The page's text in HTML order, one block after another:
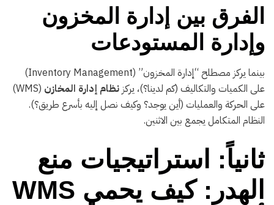
الفرق بين إدارة المخزون
وإدارة المستودعات
بينما يركز مصطلح “إدارة المخزون” (Inventory Management)
على الكميات والتكاليف (كم لدينا؟)، يركز نظام إدارة المخازن
(WMS)
على الحركة والعمليات (أين يوجد؟ وكيف نصل إليه بأسرع طريق؟).
النظام المتكامل يجمع بين الاثنين.
ثانياً: استراتيجيات منع
الهدر: كيف يحمي WMS